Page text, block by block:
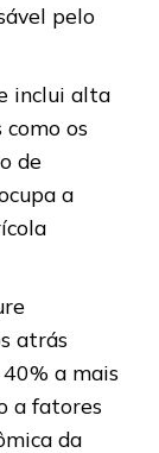
pelo
inclui alta
os
de
a
atrás
a mais
a fatores
da